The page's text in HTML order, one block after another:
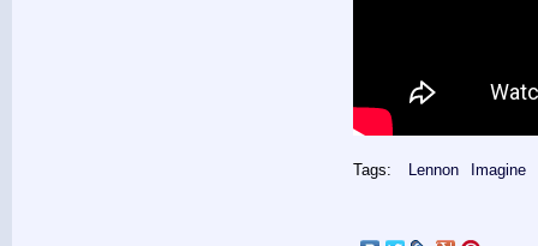
Tags: Lennon Imagine